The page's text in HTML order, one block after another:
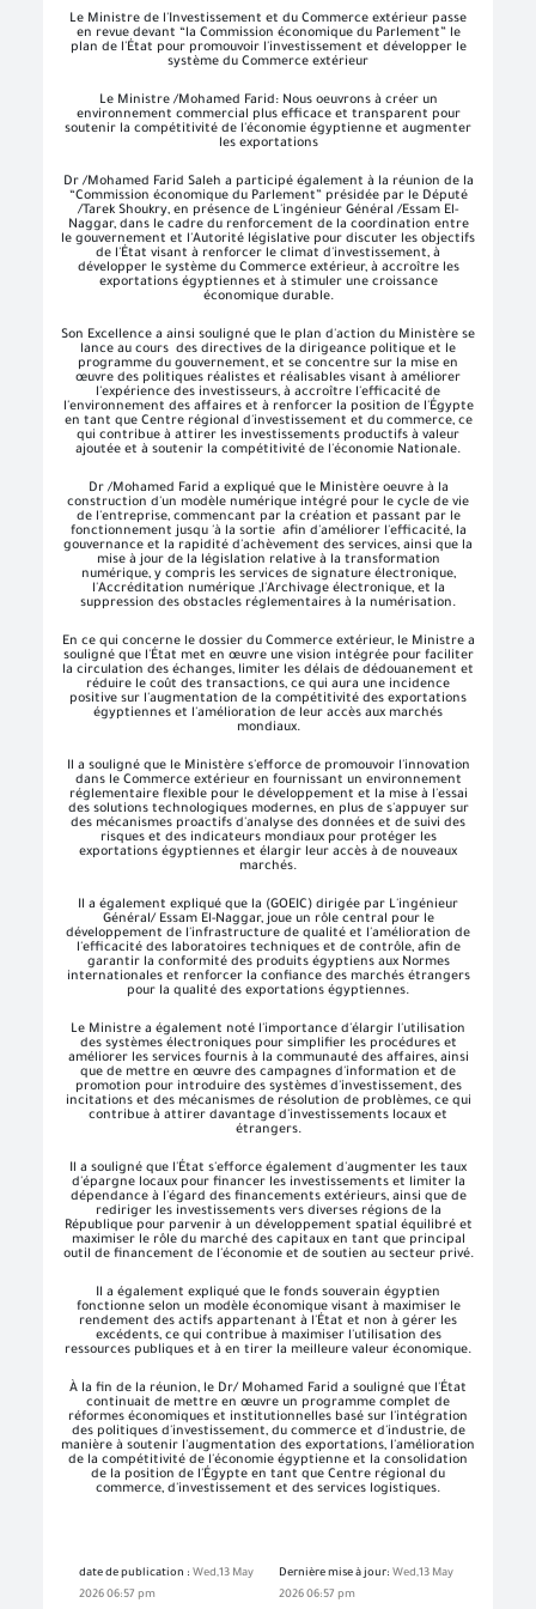
Le Ministre de l'Investissement et du Commerce extérieur passe
en revue devant “la Commission économique du Parlement” le
plan de l'État pour promouvoir l'investissement et développer le
système du Commerce extérieur
Le Ministre /Mohamed Farid: Nous oeuvrons à créer un
environnement commercial plus efficace et transparent pour
soutenir la compétitivité de l'économie égyptienne et augmenter
les exportations
Dr /Mohamed Farid Saleh a participé également à la réunion de la
“Commission économique du Parlement” présidée par le Député
/Tarek Shoukry, en présence de L'ingénieur Général /Essam El-
Naggar, dans le cadre du renforcement de la coordination entre
le gouvernement et l'Autorité législative pour discuter les objectifs
de l'État visant à renforcer le climat d'investissement, à
développer le système du Commerce extérieur, à accroître les
exportations égyptiennes et à stimuler une croissance
économique durable.
Son Excellence a ainsi souligné que le plan d'action du Ministère se
lance au cours des directives de la dirigeance politique et le
programme du gouvernement, et se concentre sur la mise en
œuvre des politiques réalistes et réalisables visant à améliorer
l'expérience des investisseurs, à accroître l'efficacité de
l'environnement des affaires et à renforcer la position de l'Égypte
en tant que Centre régional d'investissement et du commerce, ce
qui contribue à attirer les investissements productifs à valeur
ajoutée et à soutenir la compétitivité de l'économie Nationale.
Dr /Mohamed Farid a expliqué que le Ministère oeuvre à la
construction d'un modèle numérique intégré pour le cycle de vie
de l'entreprise, commencant par la création et passant par le
fonctionnement jusqu 'à la sortie afin d'améliorer l'efficacité, la
gouvernance et la rapidité d'achèvement des services, ainsi que la
mise à jour de la législation relative à la transformation
numérique, y compris les services de signature électronique,
l'Accréditation numérique ,l'Archivage électronique, et la
suppression des obstacles réglementaires à la numérisation.
En ce qui concerne le dossier du Commerce extérieur, le Ministre a
souligné que l'État met en œuvre une vision intégrée pour faciliter
la circulation des échanges, limiter les délais de dédouanement et
réduire le coût des transactions, ce qui aura une incidence
positive sur l'augmentation de la compétitivité des exportations
égyptiennes et l'amélioration de leur accès aux marchés
mondiaux.
Il a souligné que le Ministère s'efforce de promouvoir l'innovation
dans le Commerce extérieur en fournissant un environnement
réglementaire flexible pour le développement et la mise à l'essai
des solutions technologiques modernes, en plus de s'appuyer sur
des mécanismes proactifs d'analyse des données et de suivi des
risques et des indicateurs mondiaux pour protéger les
exportations égyptiennes et élargir leur accès à de nouveaux
marchés.
Il a également expliqué que la (GOEIC) dirigée par L'ingénieur
Général/ Essam El-Naggar, joue un rôle central pour le
développement de l'infrastructure de qualité et l'amélioration de
l'efficacité des laboratoires techniques et de contrôle, afin de
garantir la conformité des produits égyptiens aux Normes
internationales et renforcer la confiance des marchés étrangers
pour la qualité des exportations égyptiennes.
Le Ministre a également noté l'importance d'élargir l'utilisation
des systèmes électroniques pour simplifier les procédures et
améliorer les services fournis à la communauté des affaires, ainsi
que de mettre en œuvre des campagnes d'information et de
promotion pour introduire des systèmes d'investissement, des
incitations et des mécanismes de résolution de problèmes, ce qui
contribue à attirer davantage d'investissements locaux et
étrangers.
Il a souligné que l'État s'efforce également d'augmenter les taux
d'épargne locaux pour financer les investissements et limiter la
dépendance à l'égard des financements extérieurs, ainsi que de
rediriger les investissements vers diverses régions de la
République pour parvenir à un développement spatial équilibré et
maximiser le rôle du marché des capitaux en tant que principal
outil de financement de l'économie et de soutien au secteur privé.
Il a également expliqué que le fonds souverain égyptien
fonctionne selon un modèle économique visant à maximiser le
rendement des actifs appartenant à l'État et non à gérer les
excédents, ce qui contribue à maximiser l'utilisation des
ressources publiques et à en tirer la meilleure valeur économique.
À la fin de la réunion, le Dr/ Mohamed Farid a souligné que l'État
continuait de mettre en œuvre un programme complet de
réformes économiques et institutionnelles basé sur l'intégration
des politiques d'investissement, du commerce et d'industrie, de
manière à soutenir l'augmentation des exportations, l'amélioration
de la compétitivité de l'économie égyptienne et la consolidation
de la position de l'Égypte en tant que Centre régional du
commerce, d'investissement et des services logistiques.
date de publication : Wed,13 May
2026 06:57 pm
Dernière mise à jour: Wed,13 May
2026 06:57 pm